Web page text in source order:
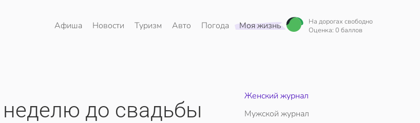
Афиша Новости Туризм Авто Погода Моя жизнь
На дорогах свободно
Оценка: 0 баллов
неделю до свадьбы
Женский журнал
Мужской журнал